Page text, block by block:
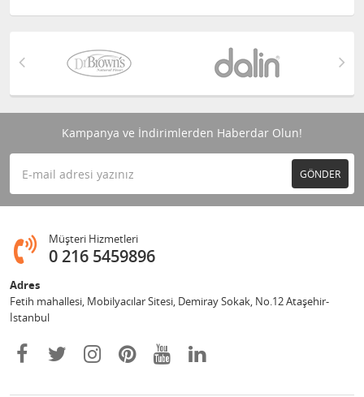
Kampanya ve İndirimlerden Haberdar Olun!
GÖNDER
Müşteri Hizmetleri
0 216 5459896
Adres
Fetih mahallesi, Mobilyacılar Sitesi, Demiray Sokak, No.12 Ataşehir-
İstanbul